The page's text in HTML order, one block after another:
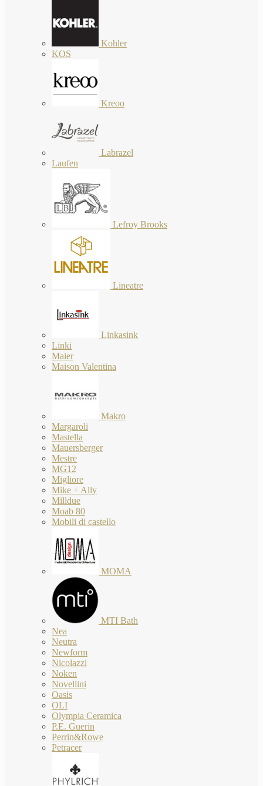
Kohler
KOS
Kreoo
Labrazel
Laufen
Lefroy Brooks
Lineatre
Linkasink
Linki
Maier
Maison Valentina
Makro
Margaroli
Mastella
Mauersberger
Mestre
MG12
Migliore
Mike + Ally
Milldue
Moab 80
Mobili di castello
MOMA
MTI Bath
Nea
Neutra
Newform
Nicolazzi
Noken
Novellini
Oasis
OLI
Olympia Ceramica
P.E. Guerin
Perrin&Rowe
Petracer